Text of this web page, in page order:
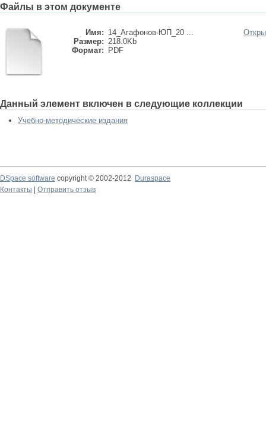
Файлы в этом документе
Имя: 14_Агафонов-ЮП_20 ...
Размер: 218.0Kb
Формат:
PDF
Данный элемент включен в следующие коллекции
Учебно-методические издания
DSpace software copyright © 2002-2012
Duraspace
Контакты
Отправить отзыв